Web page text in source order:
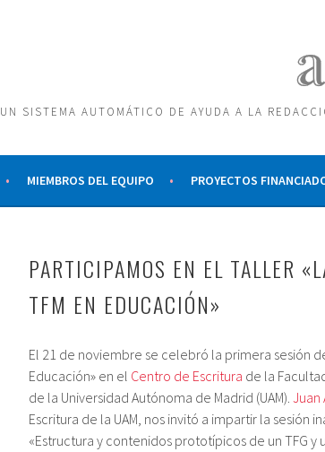
UN SISTEMA AUTOMÁTICO DE AYUDA A LA
MIEMBROS DEL EQUIPO PROYECTOS
PARTICIPAMOS EN EL TALLER
TFM EN EDUCACIÓN»
El 21 de noviembre se celebró la primera sesión
Educación» en el Centro de Escritura de la
de la Universidad Autónoma de Madrid (UAM). Juan
Escritura de la UAM, nos invitó a impartir la sesión
«Estructura y contenidos prototípicos de un TFG y